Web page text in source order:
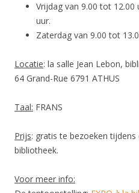
Vrijdag van 9.00 tot 12.00
uur.
Zaterdag van 9.00 tot
Locatie: la salle Jean Lebon,
64 Grand-Rue 6791 ATHUS
Taal: FRANS
Prijs: gratis te bezoeken
bibliotheek.
Voor meer info: